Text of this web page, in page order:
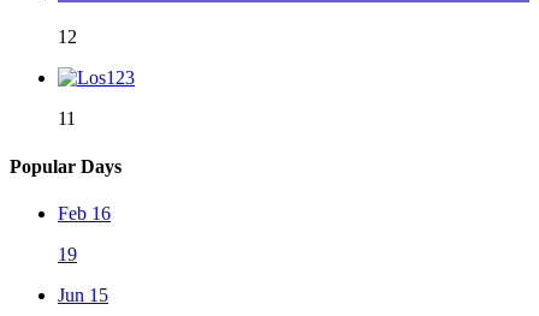
12
11
Popular Days
Feb 16
19
Jun 15